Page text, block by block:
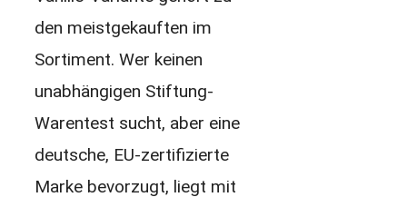
den meistgekauften im
Sortiment. Wer keinen
unabhängigen Stiftung-
Warentest sucht, aber eine
deutsche, EU-zertifizierte
Marke bevorzugt, liegt mit